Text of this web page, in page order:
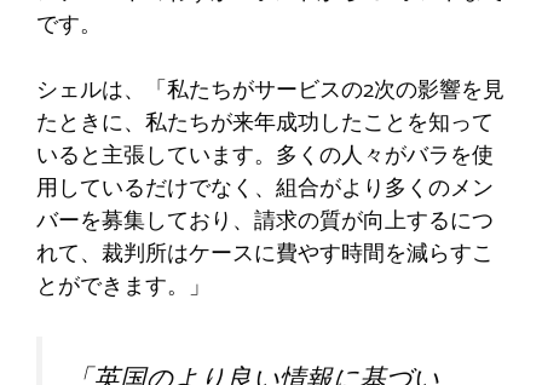
です。
シェルは、「私たちがサービスの2次の影響を見
たときに、私たちが来年成功したことを知って
いると主張しています。多くの人々がバラを使
用しているだけでなく、組合がより多くのメン
バーを募集しており、請求の質が向上するにつ
れて、裁判所はケースに費やす時間を減らすこ
とができます。」